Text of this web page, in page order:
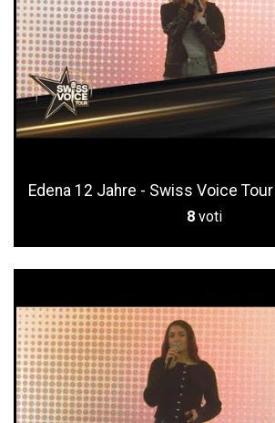
Edena 12 Jahre - Swiss Voice
8 voti